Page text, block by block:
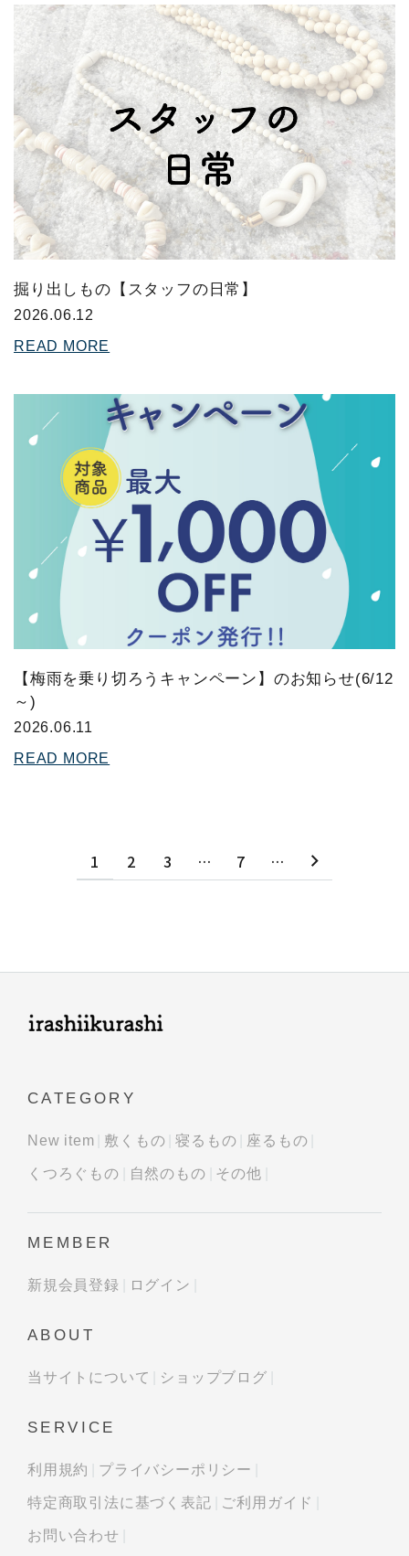
掘り出しもの【スタッフの日常】
2026.06.12
READ MORE
【梅雨を乗り切ろうキャンペーン】のお知らせ(6/12
～)
2026.06.11
READ MORE
1 2 3 … 7 …
CATEGORY
New item 敷くもの 寝るもの 座るもの
くつろぐもの 自然のもの その他
MEMBER
新規会員登録 ログイン
ABOUT
当サイトについて ショップブログ
SERVICE
利用規約 プライバシーポリシー
特定商取引法に基づく表記 ご利用ガイド
お問い合わせ